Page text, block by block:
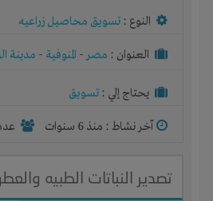
النوع : تسويق محاصيل زراعيه
العنوان : مصر- المنوفية - مدينة
يحتاج إلي : تسويق
آخر نشاط : منذ 6 سنوات عدد
تصدير النباتات الطبيه